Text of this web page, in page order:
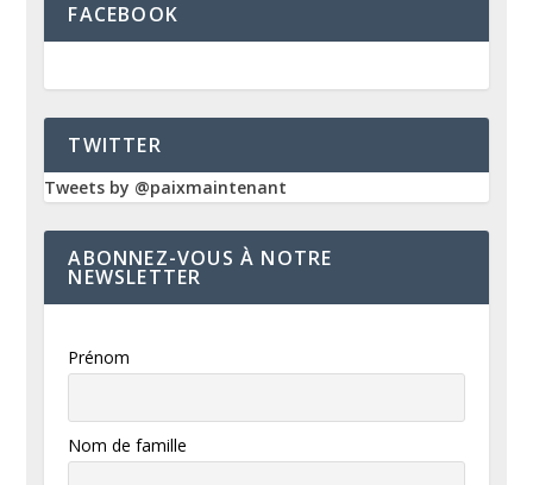
FACEBOOK
TWITTER
Tweets by @paixmaintenant
ABONNEZ-VOUS À NOTRE
NEWSLETTER
Prénom
Nom de famille